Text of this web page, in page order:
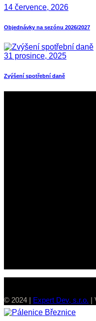
14 července, 2026
Objednávky na sezónu 2026/2027
31 prosince, 2025
Zvýšení spotřební daně
© 2024 | Expert Dev, s.r.o. |